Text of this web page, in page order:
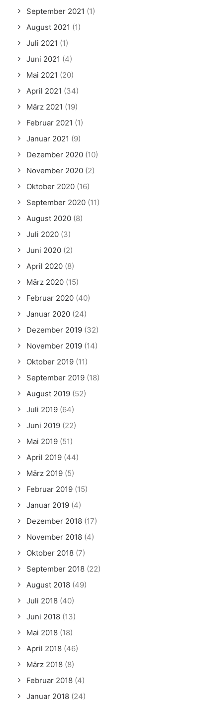
September 2021 (1)
August 2021 (1)
Juli 2021 (1)
Juni 2021 (4)
Mai 2021 (20)
April 2021 (34)
März 2021 (19)
Februar 2021 (1)
Januar 2021 (9)
Dezember 2020 (10)
November 2020 (2)
Oktober 2020 (16)
September 2020 (11)
August 2020 (8)
Juli 2020 (3)
Juni 2020 (2)
April 2020 (8)
März 2020 (15)
Februar 2020 (40)
Januar 2020 (24)
Dezember 2019 (32)
November 2019 (14)
Oktober 2019 (11)
September 2019 (18)
August 2019 (52)
Juli 2019 (64)
Juni 2019 (22)
Mai 2019 (51)
April 2019 (44)
März 2019 (5)
Februar 2019 (15)
Januar 2019 (4)
Dezember 2018 (17)
November 2018 (4)
Oktober 2018 (7)
September 2018 (22)
August 2018 (49)
Juli 2018 (40)
Juni 2018 (13)
Mai 2018 (18)
April 2018 (46)
März 2018 (8)
Februar 2018 (4)
Januar 2018 (24)